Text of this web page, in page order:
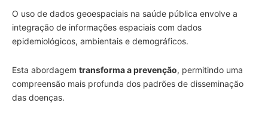
O uso de dados geoespaciais na saúde pública envolve a
integração de informações espaciais com dados
epidemiológicos, ambientais e demográficos.
Esta abordagem transforma a prevenção, permitindo uma
compreensão mais profunda dos padrões de disseminação
das doenças.